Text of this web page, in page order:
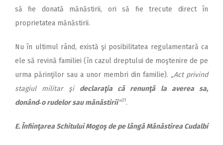
să fie donată mănăstirii, ori să fie trecute direct în
proprietatea mănăstirii.
Nu în ultimul rând, există şi posibilitatea regulamentară ca
ele să revină familiei (în cazul dreptului de moştenire de pe
urma părinţilor sau a unor membri din familie). „Act privind
stagiul militar şi declaraţia că renunţă la averea sa,
donând‑o rudelor sau mănăstirii“31.
E. Înfiinţarea Schitului Mogoş de pe lângă Mănăstirea Cudalbi